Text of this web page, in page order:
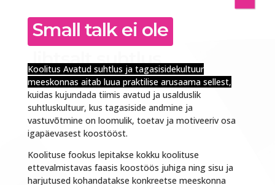
Small talk ei ole
lihtsalt suhtlus
Koolitus Avatud suhtlus ja tagasisidekultuur
meeskonnas aitab luua praktilise arusaama sellest,
kuidas kujundada tiimis avatud ja usalduslik
suhtluskultuur, kus tagasiside andmine ja
vastuvõtmine on loomulik, toetav ja motiveeriv osa
igapäevasest koostööst.
Koolituse fookus lepitakse kokku koolituse
ettevalmistavas faasis koostöös juhiga ning sisu ja
harjutused kohandatakse konkreetse meeskonna